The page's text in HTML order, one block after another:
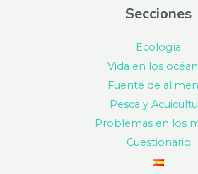
Secciones
Ecología
Vida en los
Fuente de
Pesca y
Problemas en los
Cuestionario